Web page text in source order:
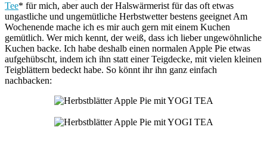
Tee* für mich, aber auch der Halswärmerist für das oft etwas
ungastliche und ungemütliche Herbstwetter bestens geeignet Am
Wochenende mache ich es mir auch gern mit einem Kuchen
gemütlich. Wer mich kennt, der weiß, dass ich lieber ungewöhnliche
Kuchen backe. Ich habe deshalb einen normalen Apple Pie etwas
aufgehübscht, indem ich ihn statt einer Teigdecke, mit vielen kleinen
Teigblättern bedeckt habe. So könnt ihr ihn ganz einfach
nachbacken: